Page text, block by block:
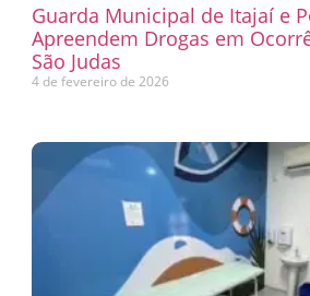
Guarda Municipal de Itajaí e
Apreendem Drogas em
São Judas
4 de fevereiro de 2026